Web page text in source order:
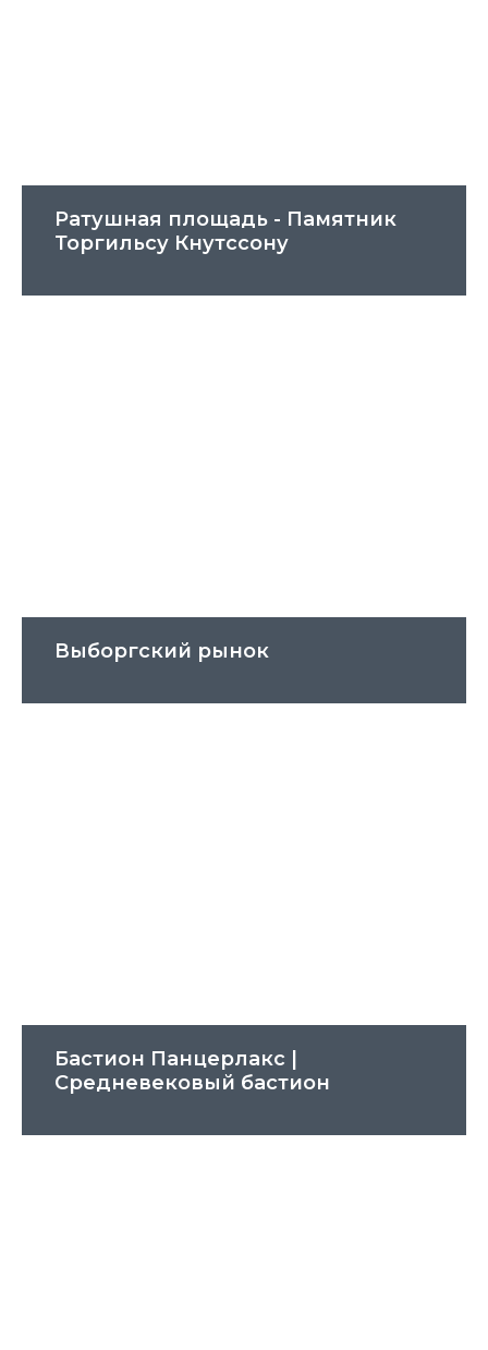
Ратушная площадь - Памятник
Торгильсу Кнутссону
Выборгский рынок
Бастион Панцерлакс |
Cредневековый бастион